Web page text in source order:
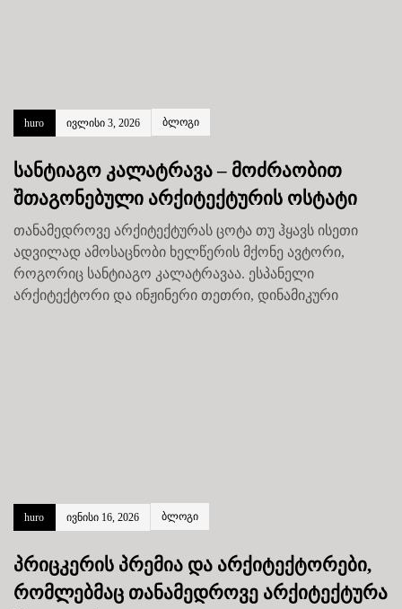
huro ივლისი 3, 2026 ბლოგი
სანტიაგო კალატრავა – მოძრაობით
შთაგონებული არქიტექტურის ოსტატი
თანამედროვე არქიტექტურას ცოტა თუ ჰყავს ისეთი
ადვილად ამოსაცნობი ხელწერის მქონე ავტორი,
როგორიც სანტიაგო კალატრავაა. ესპანელი
არქიტექტორი და ინჟინერი თეთრი, დინამიკური
huro ივნისი 16, 2026 ბლოგი
პრიცკერის პრემია და არქიტექტორები,
რომლებმაც თანამედროვე არქიტექტურა